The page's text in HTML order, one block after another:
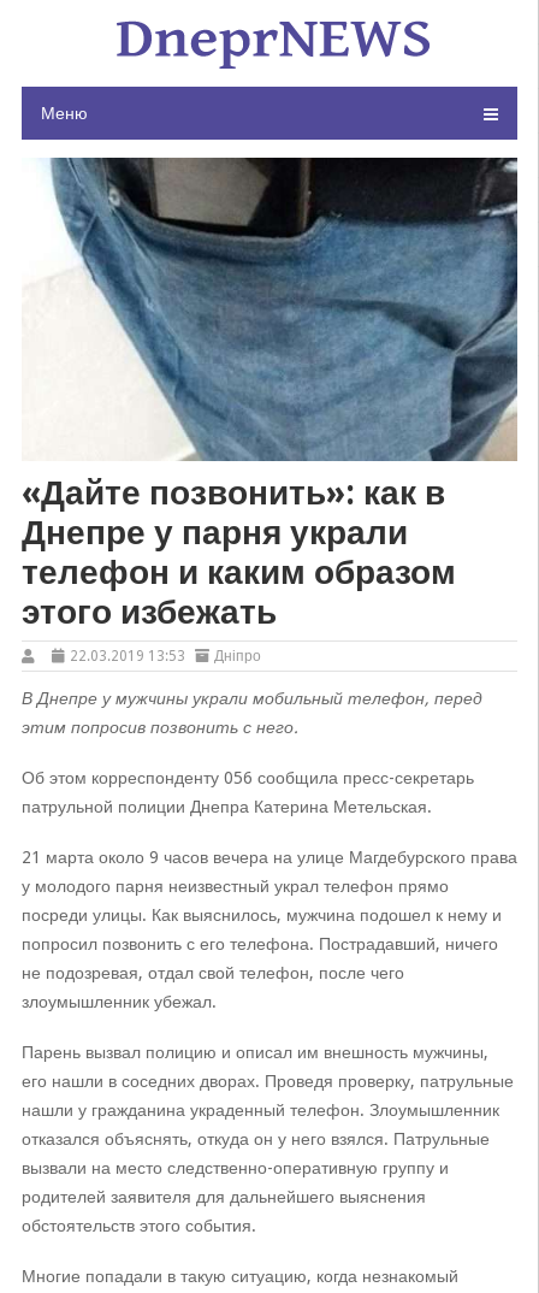
Меню
«Дайте позвонить»: как в
Днепре у парня украли
телефон и каким образом
этого избежать
22.03.2019 13:53 Дніпро
В Днепре у мужчины украли мобильный телефон, перед
этим попросив позвонить с него.
Об этом корреспонденту 056 сообщила пресс-секретарь
патрульной полиции Днепра Катерина Метельская.
21 марта около 9 часов вечера на улице Магдебурского права
у молодого парня неизвестный украл телефон прямо
посреди улицы. Как выяснилось, мужчина подошел к нему и
попросил позвонить с его телефона. Пострадавший, ничего
не подозревая, отдал свой телефон, после чего
злоумышленник убежал.
Парень вызвал полицию и описал им внешность мужчины,
его нашли в соседних дворах. Проведя проверку, патрульные
нашли у гражданина украденный телефон. Злоумышленник
отказался объяснять, откуда он у него взялся. Патрульные
вызвали на место следственно-оперативную группу и
родителей заявителя для дальнейшего выяснения
обстоятельств этого события.
Многие попадали в такую ситуацию, когда незнакомый